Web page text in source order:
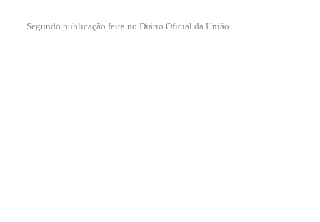
Segundo publicação feita no Diário Oficial da União